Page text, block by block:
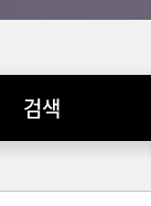
검색